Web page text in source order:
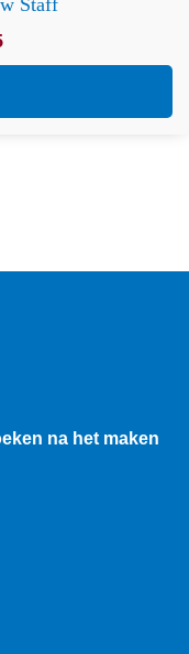
Huidige
prijs
€9,95.
na het maken